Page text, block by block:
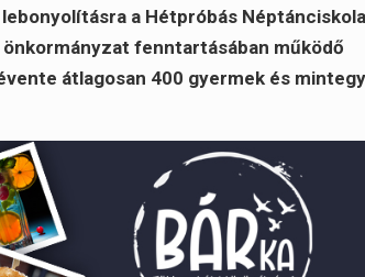
a Hétpróbás Néptánciskola
fenntartásában működő
átlagosan 400 gyermek és mintegy